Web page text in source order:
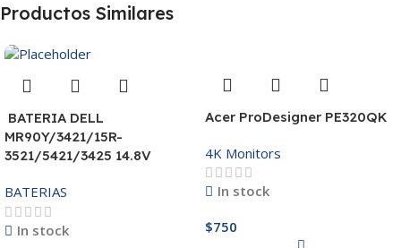
Productos Similares
BATERIA DELL
MR90Y/3421/15R-
3521/5421/3425 14.8V
BATERIAS
In stock
Acer ProDesigner PE320QK
4K Monitors
In stock
$750